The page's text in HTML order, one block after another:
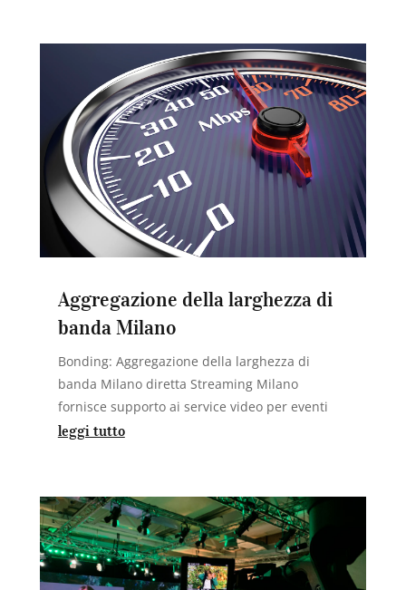
Aggregazione della larghezza di
banda Milano
Bonding: Aggregazione della larghezza di
banda Milano diretta Streaming Milano
fornisce supporto ai service video per eventi
leggi tutto